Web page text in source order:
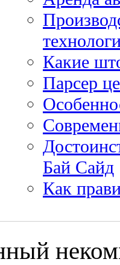
Какие
Парсер
Бай Сайд
Как